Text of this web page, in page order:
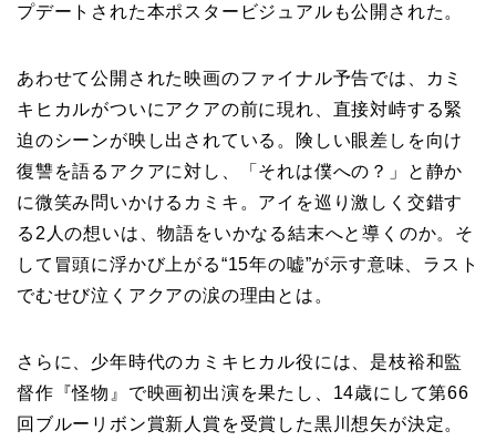
プデートされた本ポスタービジュアルも公開された。
あわせて公開された映画のファイナル予告では、カミ
キヒカルがついにアクアの前に現れ、直接対峙する緊
迫のシーンが映し出されている。険しい眼差しを向け
復讐を語るアクアに対し、「それは僕への？」と静か
に微笑み問いかけるカミキ。アイを巡り激しく交錯す
る2人の想いは、物語をいかなる結末へと導くのか。そ
して冒頭に浮かび上がる“15年の嘘”が示す意味、ラスト
でむせび泣くアクアの涙の理由とは。
さらに、少年時代のカミキヒカル役には、是枝裕和監
督作『怪物』で映画初出演を果たし、14歳にして第66
回ブルーリボン賞新人賞を受賞した黒川想矢が決定。